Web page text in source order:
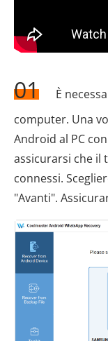
01
È
computer. Una
Android al PC
assicurarsi che il
connessi.
"Avanti".